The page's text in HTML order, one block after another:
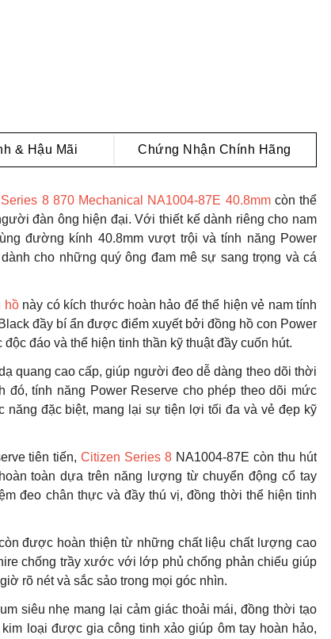
& Hậu Mãi Chứng Nhận Chính Hãng
8 870 Mechanical NA1004-87E 40.8mmcòn thể
đàn ông hiện đại. Với thiết kế dành riêng cho nam
đường kính 40.8mm vượt trội và tính năng Power
cho những quý ông đam mê sự sang trọng và cá
hồnày có kích thước hoàn hảo để thể hiện vẻ nam tính
đầy bí ẩn được điểm xuyết bởi đồng hồ con Power
đáo và thể hiện tinh thần kỹ thuật đầy cuốn hút.
quang cao cấp, giúp người đeo dễ dàng theo dõi thời
đó, tính năng Power Reserve cho phép theo dõi mức
đặc biệt, mang lại sự tiện lợi tối đa và vẻ đẹp kỹ
tiên tiến,Citizen Series 8 NA1004-87E còn thu hút
toàn dựa trên năng lượng từ chuyển động cổ tay
đeo chân thực và đầy thú vị, đồng thời thể hiện tinh
được hoàn thiện từ những chất liệu chất lượng cao
chống trầy xước với lớp phủ chống phản chiếu giúp
rõ nét và sắc sảo trong mọi góc nhìn.
siêu nhẹ mang lại cảm giác thoải mái, đồng thời tạo
loại được gia công tinh xảo giúp ôm tay hoàn hảo,